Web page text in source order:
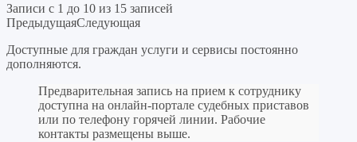
Записи с 1 до 10 из 15 записей
ПредыдущаяСледующая
Доступные для граждан услуги и сервисы постоянно
дополняются.
Предварительная запись на прием к сотруднику
доступна на онлайн-портале судебных приставов
или по телефону горячей линии. Рабочие
контакты размещены выше.